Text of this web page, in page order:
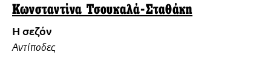
Κωνσταντίνα Τσουκαλά-Σταθάκη
Η σεζόν
Αντίποδες